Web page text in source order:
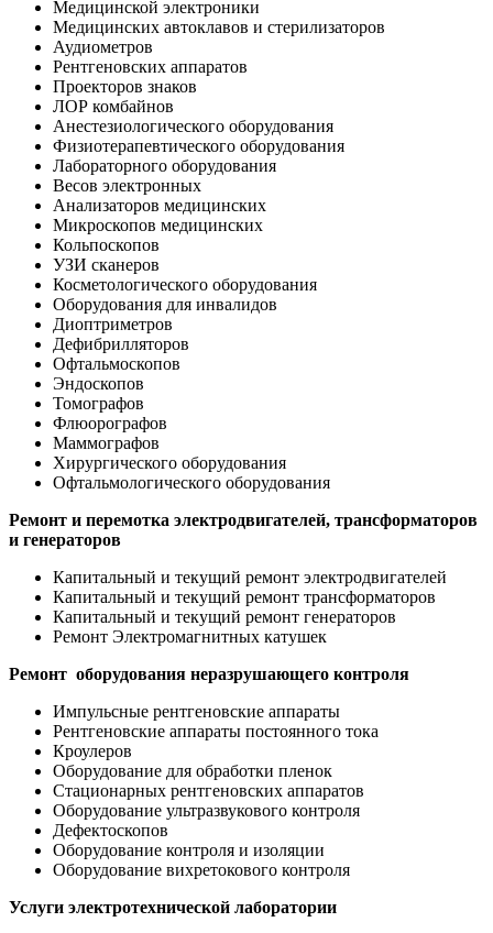
Медицинской электроники
Медицинских автоклавов и стерилизаторов
Аудиометров
Рентгеновских аппаратов
Проекторов знаков
ЛОР комбайнов
Анестезиологического оборудования
Физиотерапевтического оборудования
Лабораторного оборудования
Весов электронных
Анализаторов медицинских
Микроскопов медицинских
Кольпоскопов
УЗИ сканеров
Косметологического оборудования
Оборудования для инвалидов
Диоптриметров
Дефибрилляторов
Офтальмоскопов
Эндоскопов
Томографов
Флюорографов
Маммографов
Хирургического оборудования
Офтальмологического оборудования
Ремонт и перемотка электродвигателей, трансформаторов
и генераторов
Капитальный и текущий ремонт электродвигателей
Капитальный и текущий ремонт трансформаторов
Капитальный и текущий ремонт генераторов
Ремонт Электромагнитных катушек
Ремонт оборудования неразрушающего контроля
Импульсные рентгеновские аппараты
Рентгеновские аппараты постоянного тока
Кроулеров
Оборудование для обработки пленок
Стационарных рентгеновских аппаратов
Оборудование ультразвукового контроля
Дефектоскопов
Оборудование контроля и изоляции
Оборудование вихретокового контроля
Услуги электротехнической лаборатории